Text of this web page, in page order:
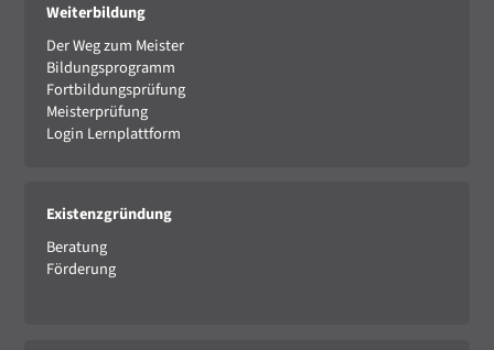
Weiterbildung
Der Weg zum Meister
Bildungsprogramm
Fortbildungsprüfung
Meisterprüfung
Login Lernplattform
Existenzgründung
Beratung
Förderung